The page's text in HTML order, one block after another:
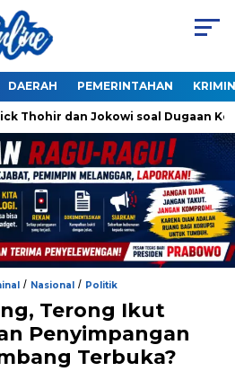
DAERAH PEMERINTAHAN
dan Jokowi soal Dugaan
/ Nasional / Politik
Terong Ikut
Penyimpangan
Terbuka?